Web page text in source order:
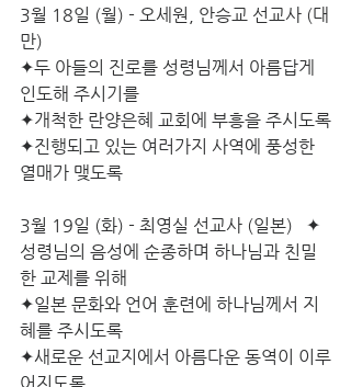
3월 18일 (월) - 오세원, 안승교 선교사 (대
만)
✦두 아들의 진로를 성령님께서 아름답게
인도해 주시기를
✦개척한 란양은혜 교회에 부흥을 주시도록
✦진행되고 있는 여러가지 사역에 풍성한
열매가 맺도록
3월 19일 (화) - 최영실 선교사 (일본)   ✦
성령님의 음성에 순종하며 하나님과 친밀
한 교제를 위해
✦일본 문화와 언어 훈련에 하나님께서 지
혜를 주시도록
✦새로운 선교지에서 아름다운 동역이 이루